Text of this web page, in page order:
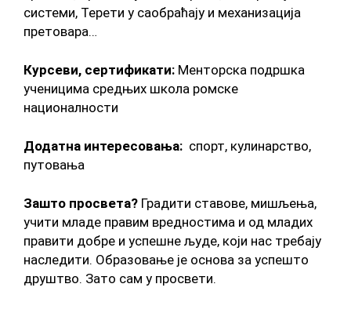
системи, Терети у саобраћају и механизација
претовара…
Курсеви, сертификати: Менторска подршка
ученицима средњих школа ромске
националности
Додатна интересовања: спорт, кулинарство,
путовања
Зашто просвета? Градити ставове, мишљења,
учити младе правим вредностима и од младих
правити добре и успешне људе, који нас требају
наследити. Образовање је основа за успешто
друштво. Зато сам у просвети.